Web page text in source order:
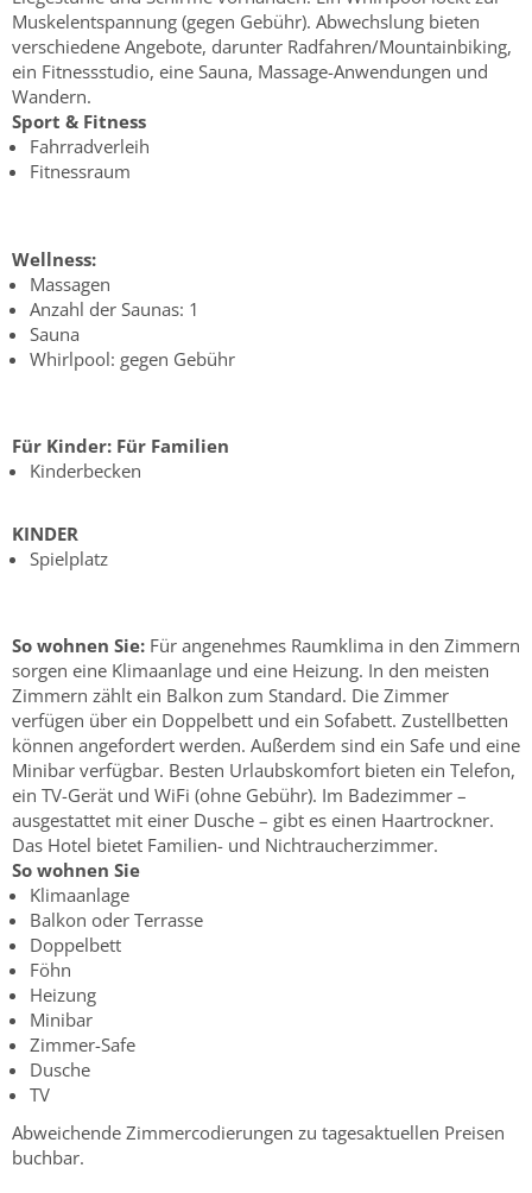
Muskelentspannung (gegen Gebühr). Abwechslung bieten
verschiedene Angebote, darunter Radfahren/Mountainbiking,
ein Fitnessstudio, eine Sauna, Massage-Anwendungen und
Wandern.
Sport & Fitness
Fahrradverleih
Fitnessraum
Wellness:
Massagen
Anzahl der Saunas: 1
Sauna
Whirlpool: gegen Gebühr
Für Kinder: Für Familien
Kinderbecken
KINDER
Spielplatz
So wohnen Sie: Für angenehmes Raumklima in den Zimmern
sorgen eine Klimaanlage und eine Heizung. In den meisten
Zimmern zählt ein Balkon zum Standard. Die Zimmer
verfügen über ein Doppelbett und ein Sofabett. Zustellbetten
können angefordert werden. Außerdem sind ein Safe und eine
Minibar verfügbar. Besten Urlaubskomfort bieten ein Telefon,
ein TV-Gerät und WiFi (ohne Gebühr). Im Badezimmer –
ausgestattet mit einer Dusche – gibt es einen Haartrockner.
Das Hotel bietet Familien- und Nichtraucherzimmer.
So wohnen Sie
Klimaanlage
Balkon oder Terrasse
Doppelbett
Föhn
Heizung
Minibar
Zimmer-Safe
Dusche
TV
Abweichende Zimmercodierungen zu tagesaktuellen Preisen
buchbar.